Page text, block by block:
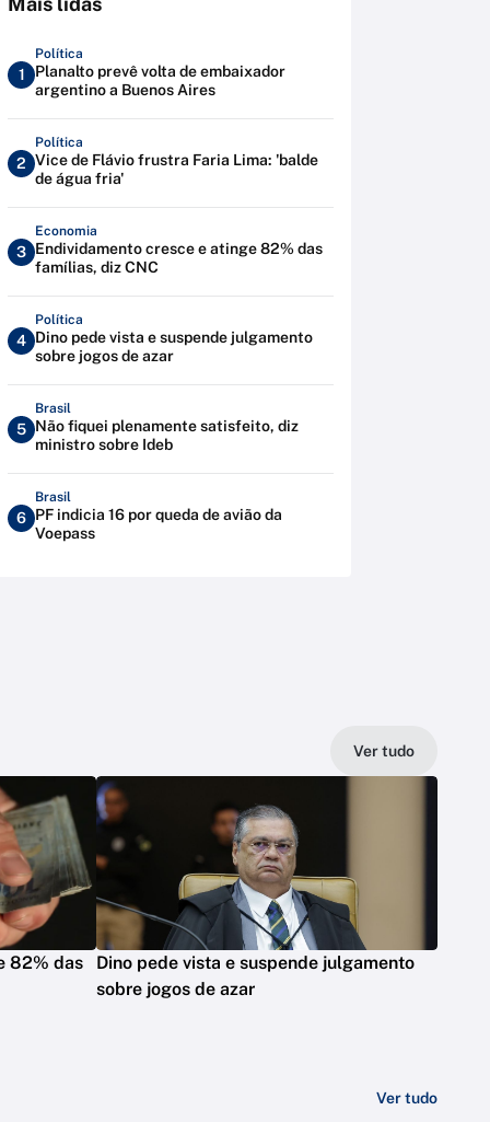
1
Política
Planalto prevê volta de embaixador
argentino a Buenos Aires
2
Política
Vice de Flávio frustra Faria Lima: 'balde
de água fria'
3
Economia
Endividamento cresce e atinge 82% das
famílias, diz CNC
4
Política
Dino pede vista e suspende julgamento
sobre jogos de azar
5
Brasil
Não fiquei plenamente satisfeito, diz
ministro sobre Ideb
6
Brasil
PF indicia 16 por queda de avião da
Voepass
Ver tudo
82% das
Dino pede vista e suspende julgamento
sobre jogos de azar
Ver tudo